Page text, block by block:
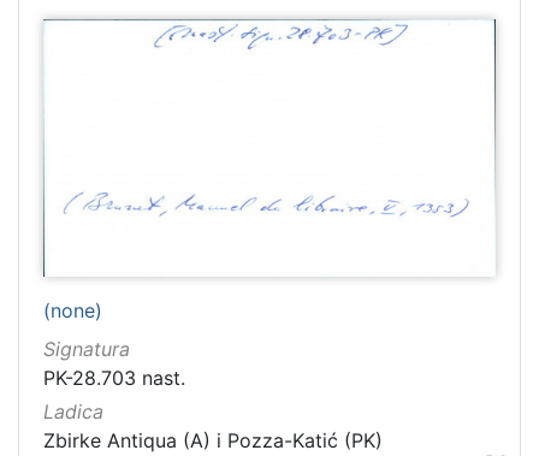
(none)
Signatura
PK-28.703 nast.
Ladica
Zbirke Antiqua (A) i Pozza-Katić (PK)